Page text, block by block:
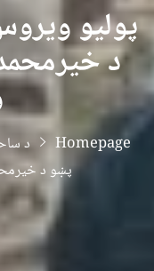
پولیو
د
Homepage د
پښو د